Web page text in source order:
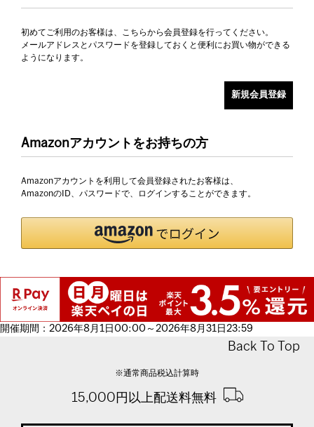
初めてご利用のお客様は、こちらから会員登録を行ってください。
メールアドレスとパスワードを登録しておくと便利にお買い物ができる
ようになります。
Amazonアカウントをお持ちの方
Amazonアカウントを利用して会員登録されたお客様は、
AmazonのID、パスワードで、ログインすることができます。
開催期間：2026年8月1日00:00～2026年8月31日23:59
Back To Top
※通常商品税込計算時
15,000円以上配送料無料